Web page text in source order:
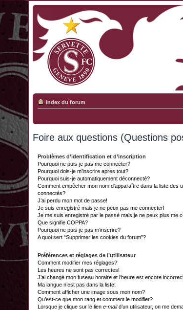
Index du forum
Foire aux questions (Questions
Problèmes d’identification et d’inscription
Pourquoi ne puis-je pas me connecter?
Pourquoi dois-je m’inscrire après tout?
Pourquoi suis-je automatiquement déconnecté?
Comment empêcher mon nom d’apparaître dans la liste des
connectés?
J’ai perdu mon mot de passe!
Je suis enregistré mais je ne peux pas me connecter!
Je me suis enregistré par le passé mais je ne peux plus me
Que signifie COPPA?
Pourquoi ne puis-je pas m’inscrire?
A quoi sert “Supprimer les cookies du forum”?
Préférences et réglages de l’utilisateur
Comment modifier mes réglages?
Les heures ne sont pas correctes!
J’ai changé mon fuseau horaire et l’heure est encore
Ma langue n’est pas dans la liste!
Comment afficher une image sous mon nom?
Qu’est-ce que mon rang et comment le modifier?
Lorsque je clique sur le lien e-maild’un utilisateur, on me